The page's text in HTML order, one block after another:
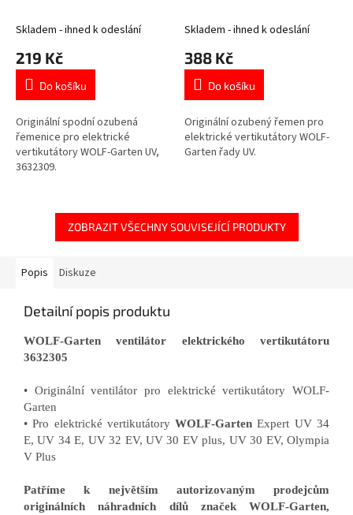
3632309
Skladem - ihned k odeslání
219 Kč
Do košíku
Originální spodní ozubená
řemenice pro elektrické
vertikutátory WOLF-Garten UV,
3632309.
Skladem - ihned k odeslání
388 Kč
Do košíku
Originální ozubený řemen pro
elektrické vertikutátory WOLF-
Garten řady UV.
ZOBRAZIT VŠECHNY SOUVISEJÍCÍ PRODUKTY
Popis Diskuze
Detailní popis produktu
WOLF-Garten ventilátor elektrického vertikutátoru
3632305
• Originální ventilátor pro elektrické vertikutátory WOLF-
Garten
• Pro elektrické vertikutátoryWOLF-Garten Expert UV 34
E, UV 34 E, UV 32 EV, UV 30 EV plus, UV 30 EV, Olympia
V Plus
Patříme k největším autorizovaným prodejcům
originálních náhradních dílů značek WOLF-Garten,